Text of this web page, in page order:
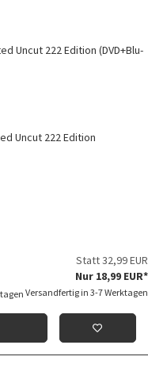
Uncut 222 Edition
Statt 32,99 EUR
Nur 18,99 EUR*
Versandfertig in 3-7 Werktagen